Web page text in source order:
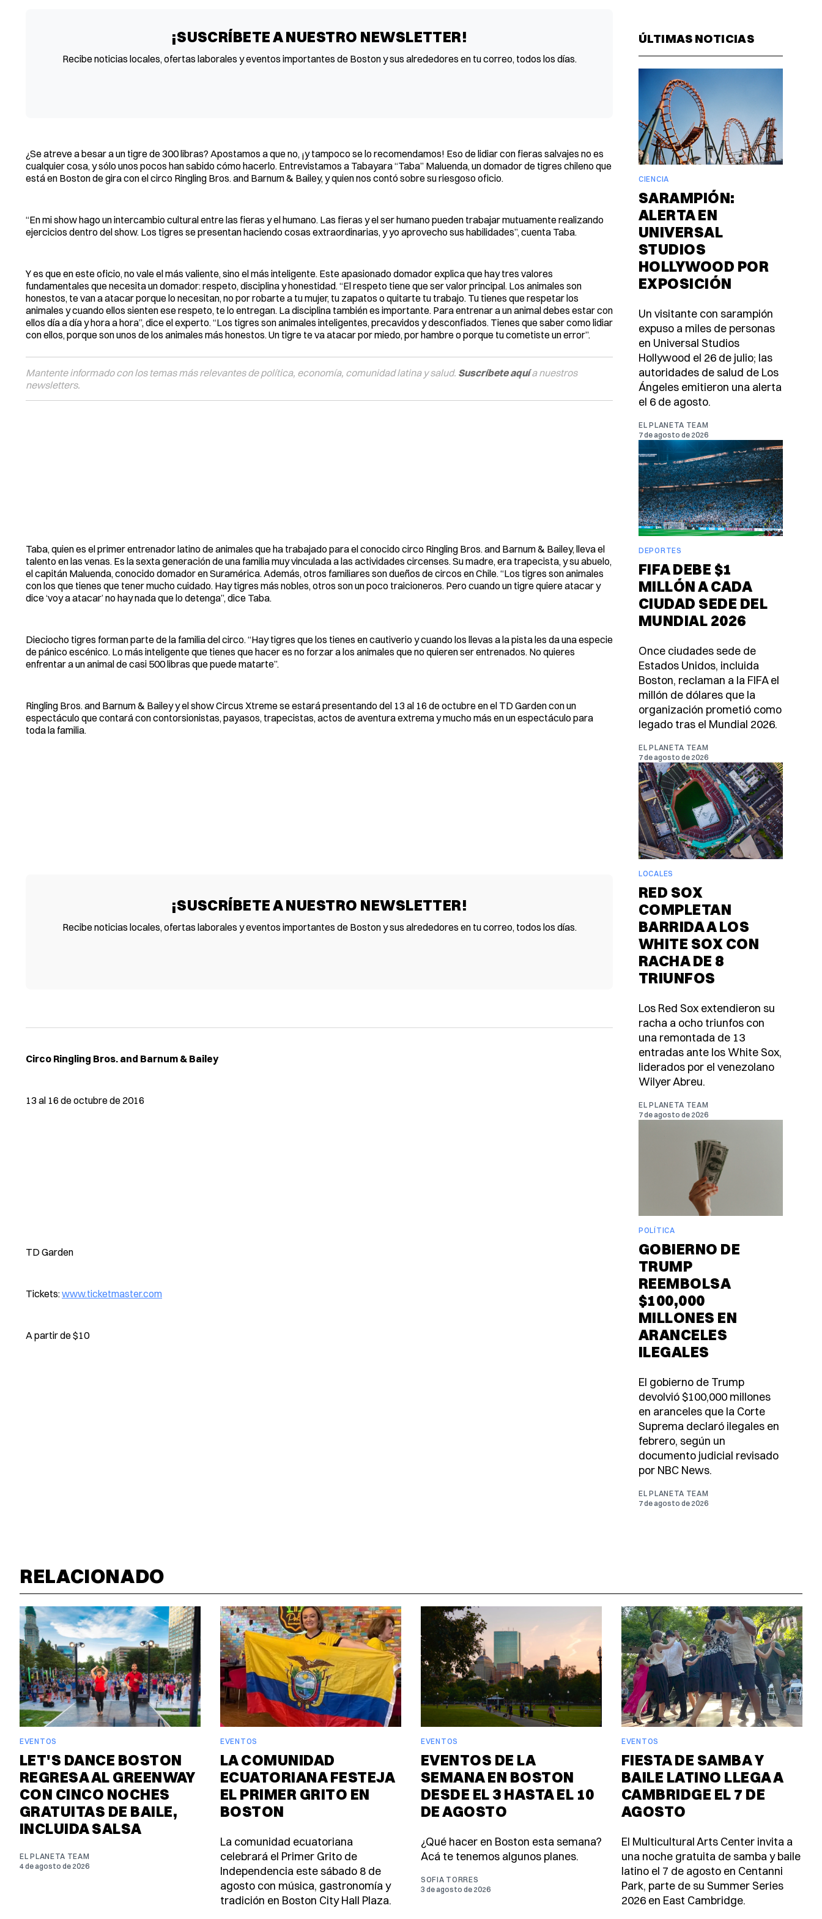
¡SUSCRÍBETE A NUESTRO NEWSLETTER!
Recibe noticias locales, ofertas laborales y eventos importantes de Boston y sus alrededores en tu correo, todos los días.
¿Se atreve a besar a un tigre de 300 libras? Apostamos a que no, ¡y tampoco se lo recomendamos! Eso de lidiar con fieras salvajes no es
cualquier cosa, y sólo unos pocos han sabido cómo hacerlo. Entrevistamos a Tabayara “Taba” Maluenda, un domador de tigres chileno que
está en Boston de gira con el circo Ringling Bros. and Barnum & Bailey, y quien nos contó sobre su riesgoso oficio.
“En mi show hago un intercambio cultural entre las fieras y el humano. Las fieras y el ser humano pueden trabajar mutuamente realizando
ejercicios dentro del show. Los tigres se presentan haciendo cosas extraordinarias, y yo aprovecho sus habilidades”, cuenta Taba.
Y es que en este oficio, no vale el más valiente, sino el más inteligente. Este apasionado domador explica que hay tres valores
fundamentales que necesita un domador: respeto, disciplina y honestidad. “El respeto tiene que ser valor principal. Los animales son
honestos, te van a atacar porque lo necesitan, no por robarte a tu mujer, tu zapatos o quitarte tu trabajo. Tu tienes que respetar los
animales y cuando ellos sienten ese respeto, te lo entregan. La disciplina también es importante. Para entrenar a un animal debes estar con
ellos día a día y hora a hora”, dice el experto. “Los tigres son animales inteligentes, precavidos y desconfiados. Tienes que saber como lidiar
con ellos, porque son unos de los animales más honestos. Un tigre te va atacar por miedo, por hambre o porque tu cometiste un error”.
Mantente informado con los temas más relevantes de política, economía, comunidad latina y salud. Suscríbete aquía nuestros
newsletters.
Taba, quien es el primer entrenador latino de animales que ha trabajado para el conocido circo Ringling Bros. and Barnum & Bailey, lleva el
talento en las venas. Es la sexta generación de una familia muy vinculada a las actividades circenses. Su madre, era trapecista, y su abuelo,
el capitán Maluenda, conocido domador en Suramérica. Además, otros familiares son dueños de circos en Chile. “Los tigres son animales
con los que tienes que tener mucho cuidado. Hay tigres más nobles, otros son un poco traicioneros. Pero cuando un tigre quiere atacar y
dice ‘voy a atacar’ no hay nada que lo detenga”, dice Taba.
Dieciocho tigres forman parte de la familia del circo. “Hay tigres que los tienes en cautiverio y cuando los llevas a la pista les da una especie
de pánico escénico. Lo más inteligente que tienes que hacer es no forzar a los animales que no quieren ser entrenados. No quieres
enfrentar a un animal de casi 500 libras que puede matarte”.
Ringling Bros. and Barnum & Bailey y el show Circus Xtreme se estará presentando del 13 al 16 de octubre en el TD Garden con un
espectáculo que contará con contorsionistas, payasos, trapecistas, actos de aventura extrema y mucho más en un espectáculo para
toda la familia.
¡SUSCRÍBETE A NUESTRO NEWSLETTER!
Recibe noticias locales, ofertas laborales y eventos importantes de Boston y sus alrededores en tu correo, todos los días.
Circo Ringling Bros. and Barnum & Bailey
13 al 16 de octubre de 2016
TD Garden
Tickets:www.ticketmaster.com
A partir de $10
ÚLTIMAS NOTICIAS
CIENCIA
SARAMPIÓN:
ALERTA EN
UNIVERSAL
STUDIOS
HOLLYWOOD POR
EXPOSICIÓN
Un visitante con sarampión
expuso a miles de personas
en Universal Studios
Hollywood el 26 de julio; las
autoridades de salud de Los
Ángeles emitieron una alerta
el 6 de agosto.
EL PLANETA TEAM
7 de agosto de 2026
DEPORTES
FIFA DEBE $1
MILLÓN A CADA
CIUDAD SEDE DEL
MUNDIAL 2026
Once ciudades sede de
Estados Unidos, incluida
Boston, reclaman a la FIFA el
millón de dólares que la
organización prometió como
legado tras el Mundial 2026.
EL PLANETA TEAM
7 de agosto de 2026
LOCALES
RED SOX
COMPLETAN
BARRIDA A LOS
WHITE SOX CON
RACHA DE 8
TRIUNFOS
Los Red Sox extendieron su
racha a ocho triunfos con
una remontada de 13
entradas ante los White Sox,
liderados por el venezolano
Wilyer Abreu.
EL PLANETA TEAM
7 de agosto de 2026
POLÍTICA
GOBIERNO DE
TRUMP
REEMBOLSA
$100,000
MILLONES EN
ARANCELES
ILEGALES
El gobierno de Trump
devolvió $100,000 millones
en aranceles que la Corte
Suprema declaró ilegales en
febrero, según un
documento judicial revisado
por NBC News.
EL PLANETA TEAM
7 de agosto de 2026
RELACIONADO
EVENTOS
LET'S DANCE BOSTON
REGRESA AL GREENWAY
CON CINCO NOCHES
GRATUITAS DE BAILE,
INCLUIDA SALSA
EL PLANETA TEAM
4 de agosto de 2026
EVENTOS
LA COMUNIDAD
ECUATORIANA FESTEJA
EL PRIMER GRITO EN
BOSTON
La comunidad ecuatoriana
celebrará el Primer Grito de
Independencia este sábado 8 de
agosto con música, gastronomía y
tradición en Boston City Hall Plaza.
EVENTOS
EVENTOS DE LA
SEMANA EN BOSTON
DESDE EL 3 HASTA EL 10
DE AGOSTO
¿Qué hacer en Boston esta semana?
Acá te tenemos algunos planes.
SOFIA TORRES
3 de agosto de 2026
EVENTOS
FIESTA DE SAMBA Y
BAILE LATINO LLEGA A
CAMBRIDGE EL 7 DE
AGOSTO
El Multicultural Arts Center invita a
una noche gratuita de samba y baile
latino el 7 de agosto en Centanni
Park, parte de su Summer Series
2026 en East Cambridge.